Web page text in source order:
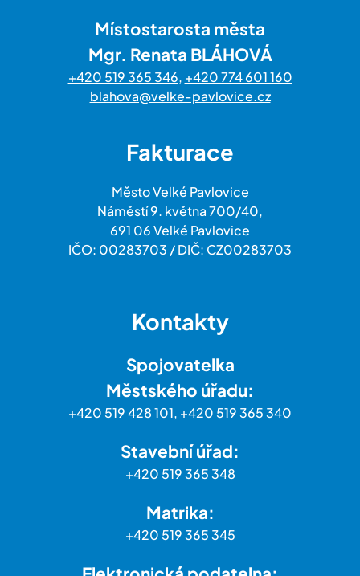
Místostarosta města
Mgr. Renata BLÁHOVÁ
+420 519 365 346, +420 774 601 160
blahova@velke-pavlovice.cz
Fakturace
Město Velké Pavlovice
Náměstí 9. května 700/40,
691 06 Velké Pavlovice
IČO: 00283703 / DIČ: CZ00283703
Kontakty
Spojovatelka
Městského úřadu:
+420 519 428 101, +420 519 365 340
Stavební úřad:
+420 519 365 348
Matrika:
+420 519 365 345